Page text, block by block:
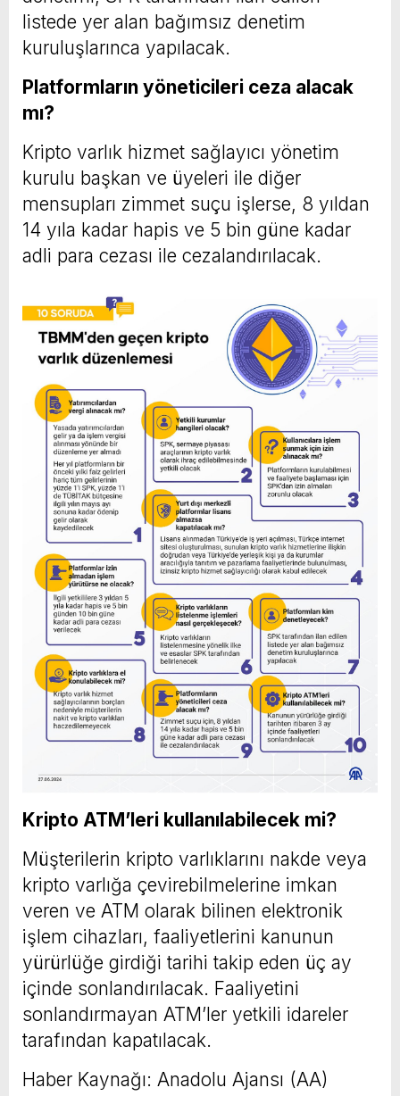
listede yer alan bağımsız denetim
kuruluşlarınca yapılacak.
Platformların yöneticileri ceza alacak
mı?
Kripto varlık hizmet sağlayıcı yönetim
kurulu başkan ve üyeleri ile diğer
mensupları zimmet suçu işlerse, 8 yıldan
14 yıla kadar hapis ve 5 bin güne kadar
adli para cezası ile cezalandırılacak.
Kripto ATM’leri kullanılabilecek mi?
Müşterilerin kripto varlıklarını nakde veya
kripto varlığa çevirebilmelerine imkan
veren ve ATM olarak bilinen elektronik
işlem cihazları, faaliyetlerini kanunun
yürürlüğe girdiği tarihi takip eden üç ay
içinde sonlandırılacak. Faaliyetini
sonlandırmayan ATM’ler yetkili idareler
tarafından kapatılacak.
Haber Kaynağı: Anadolu Ajansı (AA)